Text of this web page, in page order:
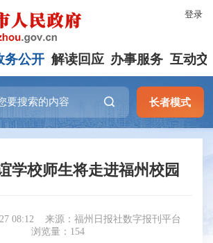
登录
务公开 解读回应 办事服务 互动交
长者模式
学校师生将走进福州校园
08:12
来源：福州日报社数字报刊平台
浏览量：154